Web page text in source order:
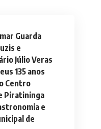
Guarda
e
Júlio Veras
135 anos
Centro
Piratininga
e
de